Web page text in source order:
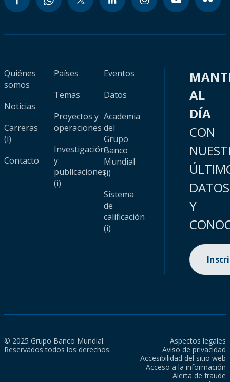
Quiénes
somos
Noticias
Carreras
(i)
Contacto
Países
Temas
Proyectos y
operaciones
Investigación
y
publicaciones
(i)
Eventos
Datos
Academia
del
Grupo
Banco
Mundial
(i)
Sistema
de
calificación
(i)
AL
DÍA
CON
DATOS
Y
© 2025 Grupo Banco Mundial.
Reservados todos los derechos.
Aspectos legales
Aviso de privacidad
Accesibilidad del sitio web
Acceso a la información
Alerta de fraude